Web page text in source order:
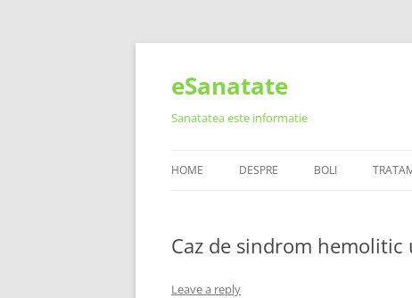
Skip
eSanatate
Sanatatea este informatie
HOME DESPRE BOLI
Caz de sindrom
Leave a reply